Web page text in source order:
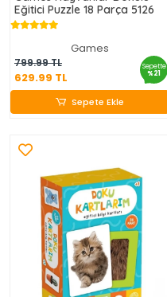
Eğitici Puzzle 18 Parça 5126
Games
799.99 TL
629.99 TL
Sepette
%21
629.99 TL
Sepete Ekle